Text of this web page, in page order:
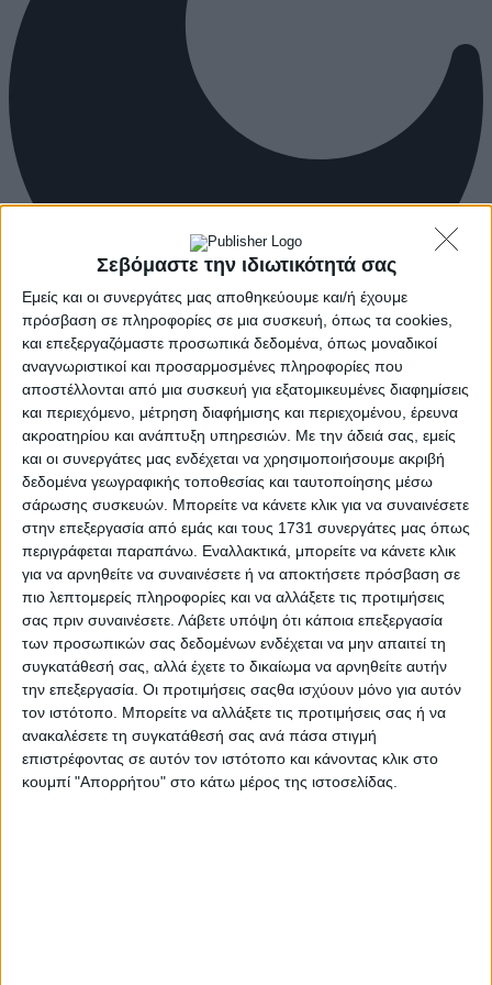
Σεβόμαστε την ιδιωτικότητά σας
Εμείς και οι συνεργάτες μας αποθηκεύουμε και/ή έχουμε
πρόσβαση σε πληροφορίες σε μια συσκευή, όπως τα cookies,
και επεξεργαζόμαστε προσωπικά δεδομένα, όπως μοναδικοί
αναγνωριστικοί και προσαρμοσμένες πληροφορίες που
αποστέλλονται από μια συσκευή για εξατομικευμένες διαφημίσεις
και περιεχόμενο, μέτρηση διαφήμισης και περιεχομένου, έρευνα
ακροατηρίου και ανάπτυξη υπηρεσιών. Με την άδειά σας, εμείς
και οι συνεργάτες μας ενδέχεται να χρησιμοποιήσουμε ακριβή
δεδομένα γεωγραφικής τοποθεσίας και ταυτοποίησης μέσω
σάρωσης συσκευών. Μπορείτε να κάνετε κλικ για να συναινέσετε
στην επεξεργασία από εμάς και τους 1731 συνεργάτες μας όπως
περιγράφεται παραπάνω. Εναλλακτικά, μπορείτε να κάνετε κλικ
για να αρνηθείτε να συναινέσετε ή να αποκτήσετε πρόσβαση σε
πιο λεπτομερείς πληροφορίες και να αλλάξετε τις προτιμήσεις
σας πριν συναινέσετε. Λάβετε υπόψη ότι κάποια επεξεργασία
των προσωπικών σας δεδομένων ενδέχεται να μην απαιτεί τη
συγκατάθεσή σας, αλλά έχετε το δικαίωμα να αρνηθείτε αυτήν
την επεξεργασία. Οι προτιμήσεις σαςθα ισχύουν μόνο για αυτόν
τον ιστότοπο. Μπορείτε να αλλάξετε τις προτιμήσεις σας ή να
ανακαλέσετε τη συγκατάθεσή σας ανά πάσα στιγμή
επιστρέφοντας σε αυτόν τον ιστότοπο και κάνοντας κλικ στο
κουμπί "Απορρήτου" στο κάτω μέρος της ιστοσελίδας.